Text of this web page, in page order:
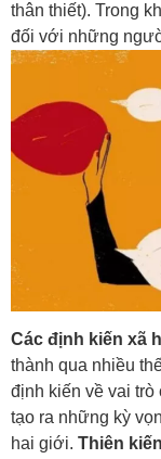
thân thiết). Trong
đối với những
Các định kiến xã
thành qua nhiều
định kiến về vai trò
tạo ra những kỳ
hai giới. Thiên